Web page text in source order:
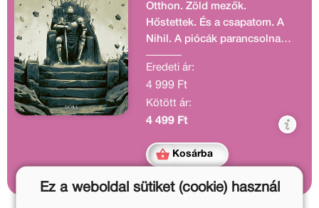
Otthon. Zöld mezők.
Hőstettek. És a csapatom. A
Nihil. A piócák parancsolnak.
Minden szürke. És élettelen.
Amikor jön az örvény, és
elnyel, egy egészen más
emberré változom. Egy
satnya, szerencsétlen,
szolgálatra termett lénnyé. Ki
kell jussak innen. Le kell
lépjek innen. Ki kell lépjek
innen.
Eredeti ár:
4 999 Ft
Kötött ár:
4 499 Ft
Kosárba
Ez a weboldal sütiket (cookie) használ